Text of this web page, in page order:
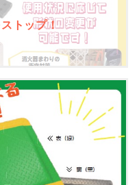
トップ！